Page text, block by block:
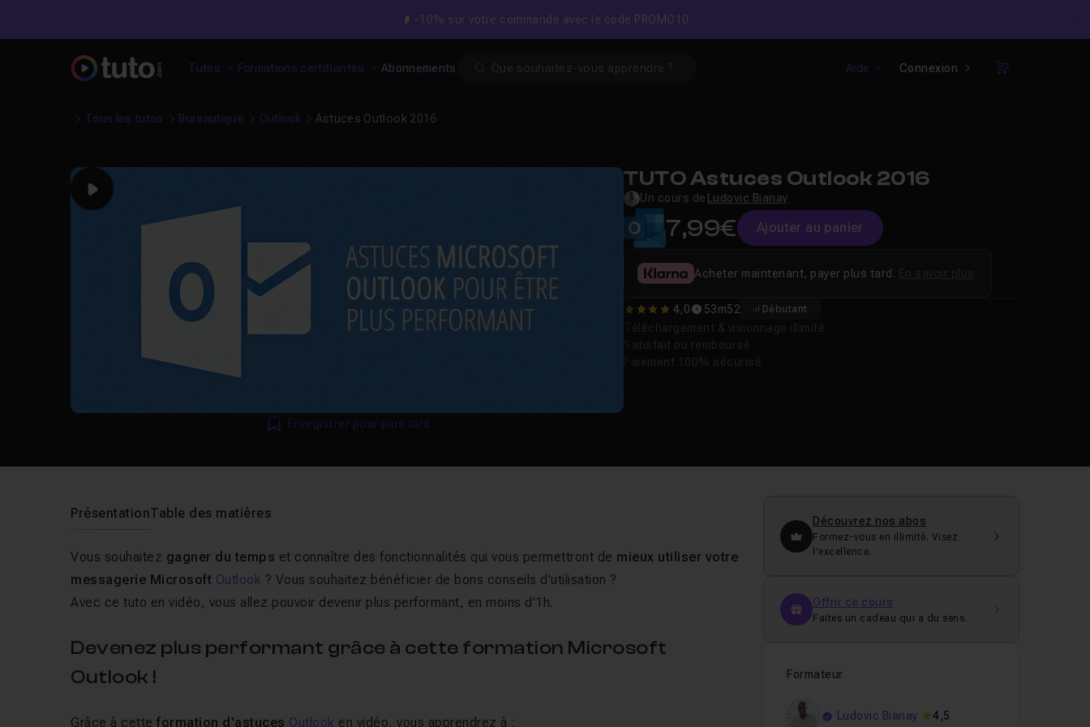
-10% sur votre commande avec le code PROMO10
Tutos Formations certifiantes Abonnements Aide Connexion
Panier
Tous les tutos Bureautique Outlook Astuces Outlook 2016
Play
Enregistrer pour plus tard
TUTO Astuces Outlook 2016
Un cours de Ludovic Bianay
7,99€ Ajouter au panier
4 4,0 53m52 Débutant
Acheter maintenant, payer plus tard.
PrésentationTable des matières
Vous souhaitez gagner du temps et connaître des fonctionnalités qui vous permettront de mieux utiliser votre
messagerie Microsoft Outlook ? Vous souhaitez bénéficier de bons conseils d'utilisation ?
Avec ce tuto en vidéo, vous allez pouvoir devenir plus performant, en moins d'1h.
Devenez plus performant grâce à cette formation Microsoft
Outlook !
Grâce à cetteformation d'astuces Outlook en vidéo, vous apprendrez à :
Découvrez nos abos
Formez-vous en illimité. Visez
l’excellence.
Offrir ce cours
Faites un cadeau qui a du sens.
Formateur
Ludovic Bianay 4,5